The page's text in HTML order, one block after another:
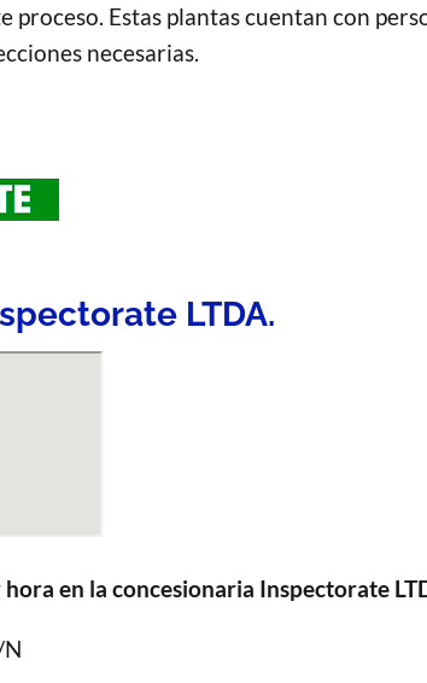
proceso. Estas plantas cuentan con
necesarias.
LTDA.
en la concesionaria Inspectorate